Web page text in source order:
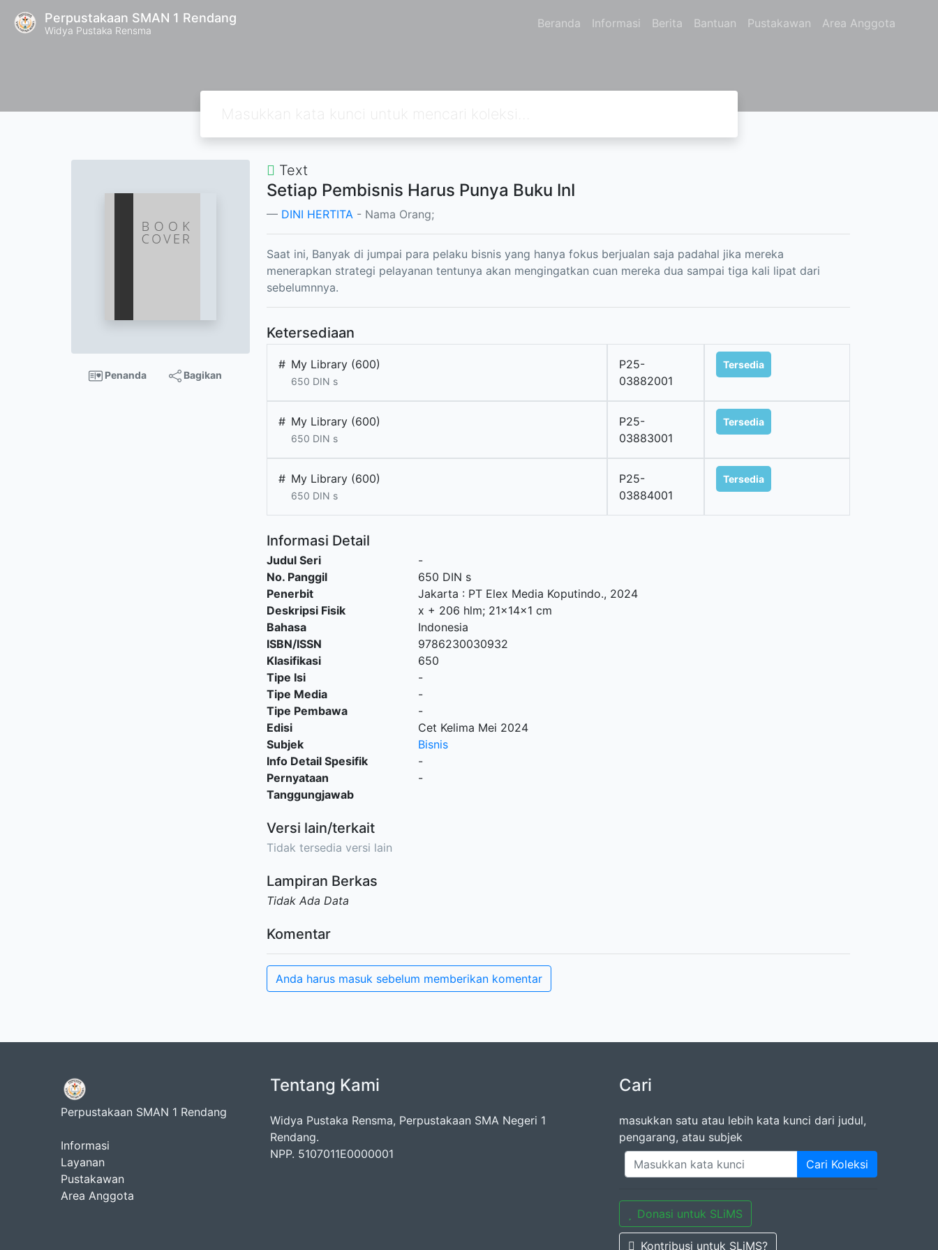
Perpustakaan SMAN 1 Rendang
Widya Pustaka Rensma Beranda Informasi Berita Bantuan Pustakawan Area Anggota
Penanda Bagikan
Text
Setiap Pembisnis Harus Punya Buku InI
DINI HERTITA - Nama Orang;
Saat ini, Banyak di jumpai para pelaku bisnis yang hanya fokus berjualan saja padahal jika mereka
menerapkan strategi pelayanan tentunya akan mengingatkan cuan mereka dua sampai tiga kali lipat dari
sebelumnnya.
Ketersediaan
# My Library (600)
650 DIN s
P25-
03882001
Tersedia
# My Library (600)
650 DIN s
P25-
03883001
Tersedia
# My Library (600)
650 DIN s
P25-
03884001
Tersedia
Informasi Detail
Judul Seri
-
No. Panggil
650 DIN s
Penerbit
Jakarta : PT Elex Media Koputindo., 2024
Deskripsi Fisik
x + 206 hlm; 21x14x1 cm
Bahasa
Indonesia
ISBN/ISSN
9786230030932
Klasifikasi
650
Tipe Isi
-
Tipe Media
-
Tipe Pembawa
-
Edisi
Cet Kelima Mei 2024
Subjek
Bisnis
Info Detail Spesifik
-
Pernyataan
Tanggungjawab
-
Versi lain/terkait
Tidak tersedia versi lain
Lampiran Berkas
Tidak Ada Data
Komentar
Anda harus masuk sebelum memberikan komentar
Perpustakaan SMAN 1 Rendang
Informasi
Layanan
Pustakawan
Area Anggota
Tentang Kami
Widya Pustaka Rensma, Perpustakaan SMA Negeri 1
Rendang.
NPP. 5107011E0000001
Cari
masukkan satu atau lebih kata kunci dari judul,
pengarang, atau subjek
Cari Koleksi
Donasi untuk SLiMS
Kontribusi untuk SLiMS?